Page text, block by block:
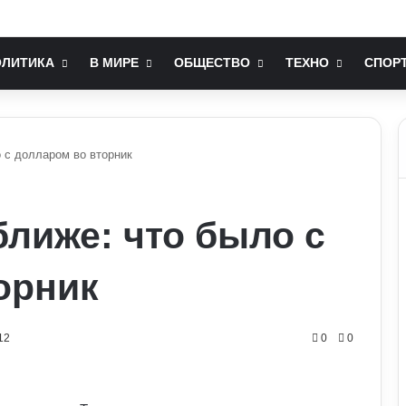
В МИРЕ ОБЩЕСТВО ТЕХНО
долларом во вторник
что было с
0 0